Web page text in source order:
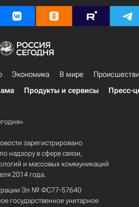
Экономика В мире
Продукты и сервисы Пресс-
зарегистрировано
надзору в сфере связи,
и массовых коммуникаций
2014 года.
Эл № ФС77-57640
государственное унитарное